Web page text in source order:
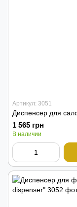
Артикул: 3051
Диспенсер для
1 565 грн
В наличии